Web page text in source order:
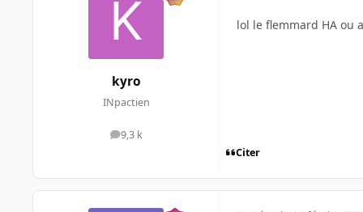
kyro
INpactien
9,3 k
messages
lol le flemmard HA ou
Citer